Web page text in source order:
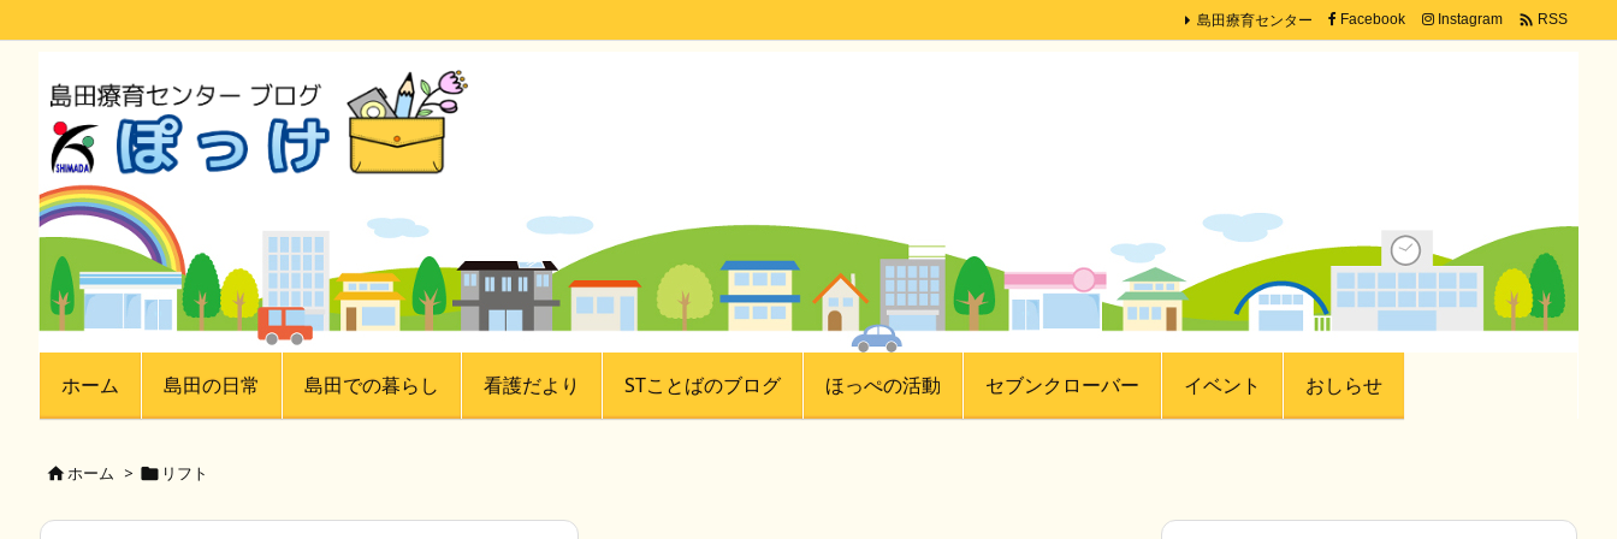
ホーム 島田の日常 島田での暮らし 看護だより STことばのブログ ほっぺの活動 セブンクローバー イベント おしらせ
島田療育センター Facebook Instagram  RSS
ホーム >  リフト